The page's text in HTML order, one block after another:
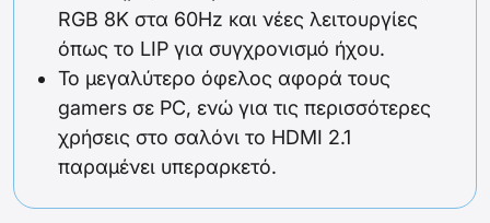
RGB 8K στα 60Hz και νέες λειτουργίες
όπως το LIP για συγχρονισμό ήχου.
Το μεγαλύτερο όφελος αφορά τους
gamers σε PC, ενώ για τις περισσότερες
χρήσεις στο σαλόνι το HDMI 2.1
παραμένει υπεραρκετό.